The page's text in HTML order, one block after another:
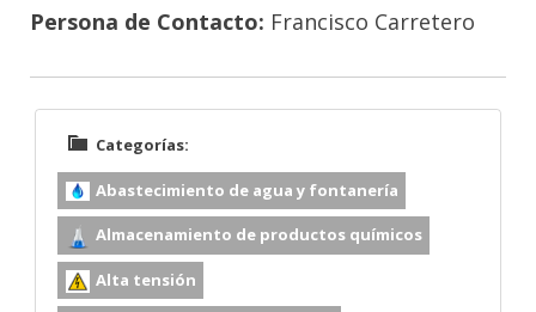
Persona de Contacto: Francisco Carretero
Categorías:
Abastecimiento de agua y fontanería
Almacenamiento de productos químicos
Alta tensión